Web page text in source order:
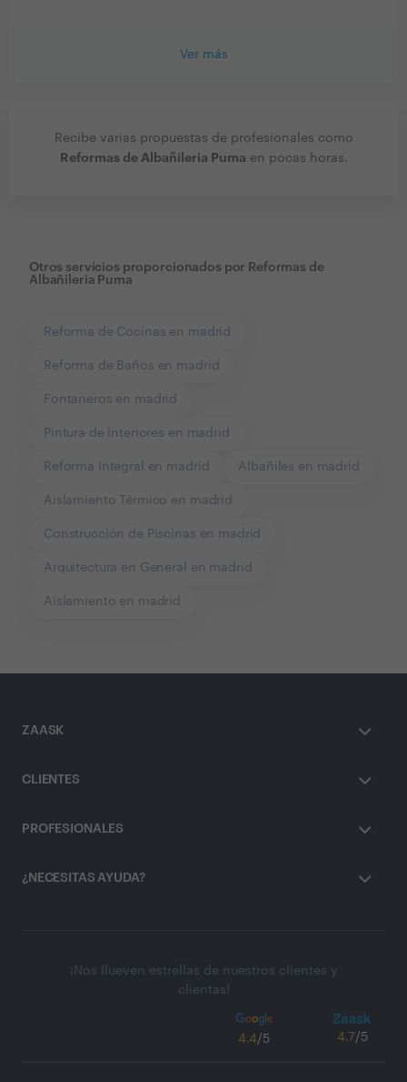
Ver más
Recibe varias propuestas de profesionales como
Reformas de Albañileria Puma en pocas horas.
Otros servicios proporcionados por Reformas de
Albañileria Puma
Reforma de Cocinas en madrid
Reforma de Baños en madrid
Fontaneros en madrid
Pintura de Interiores en madrid
Reforma Integral en madrid Albañiles en madrid
Aislamiento Térmico en madrid
Construcción de Piscinas en madrid
Arquitectura en General en madrid
Aislamiento en madrid
ZAASK
CLIENTES
PROFESIONALES
¿NECESITAS AYUDA?
¡Nos llueven estrellas de nuestros clientes y
clientas!
4.4/5 4.7/5